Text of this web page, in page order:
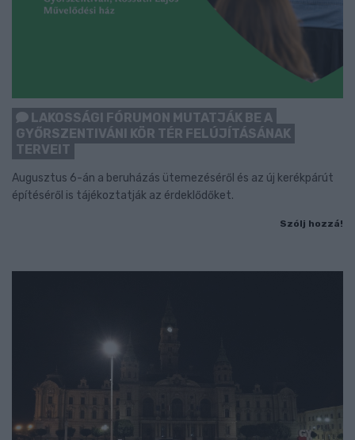
LAKOSSÁGI FÓRUMON MUTATJÁK BE A
GYŐRSZENTIVÁNI KÖR TÉR FELÚJÍTÁSÁNAK
TERVEIT
Augusztus 6-án a beruházás ütemezéséről és az új kerékpárút
építéséről is tájékoztatják az érdeklődőket.
Szólj hozzá!